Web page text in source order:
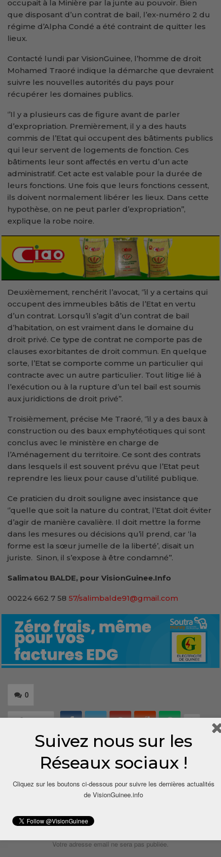
occupait à la Minière par la junte au pouvoir. Bien
que disposant d’un contrat de bail, l’ex-numéro 2 du
régime d’Alpha Condé a été contraint de quitter les
lieux.
Contacté lundi par VisionGuinee, l’homme de droit
Mohamed Traoré indique la démarche que devraient
suivre les nouvelles autorités du pays pour
récupérer les domaines publics.
‘’Il y a plusieurs cas de figure avant de parler
d’expropriation. Premièrement, il y a des hauts
commis de l’Etat qui occupent des bâtiments publics
qui leur servent de logements de fonction. Ces
bâtiments leur sont affectés en vertu d’un acte
administratif. Cet acte est valable pour la durée de
leurs fonctions. Une fois que leurs fonctions cessent,
ils doivent normalement libérer les lieux. Dans cette
hypothèse, on ne peut parler d’expropriation’’,
explique la robe noire.
Deuxièmement, renchérit l’avocat, ‘’il y a certains qui
occupent des immeubles bâtis de l’Etat en vertu
d’un contrat. Lorsqu’il s’agit d’un contrat de bail
d’habitation, on est vraiment dans le domaine du
droit privé. Ce type de contrat ne comporte pas de
clauses exorbitantes de droit commun. En quelque
sorte, l’Etat se comporte comme un particulier qui
contracte avec un autre particulier. Tout litige lié à
l’exécution ou à la rupture d’un tel bail est soumis
aux juridictions de droit privé’’.
Troisièmement, précise Me Traoré, ‘’il y a des baux à
construction ou des baux emphytéotiques qui sont
conclus avec le ministère en charge de
l’Aménagement du territoire. Ce sont des contrats
dans lesquels il est souvent prévu que l’Etat peut
reprendre les lieux pour cause d’utilité publique.
Ce praticien du droit souligne avec insistance que
‘’quelle que soit la nature du contrat, l’Etat doit éviter
d’agir de manière cavalière. Il doit mettre la forme
dans les mesures ou décisions qu’il prend, car ‘la
forme est la sœur jumelle de la liberté’, disait un
juriste. Sinon, il s’expose à être condamné’’.
Salimatou BALDE, pour VisionGuinee.Info
00224 662 7 58 57/salimbalde91@gmail.com
0
LAISSER UN COMMENTAIRE
Votre adresse email ne sera pas publiée.
Suivez nous sur les
Réseaux sociaux !
Cliquez sur les boutons ci-dessous pour suivre les dernières actualités
de VisionGuinee.info